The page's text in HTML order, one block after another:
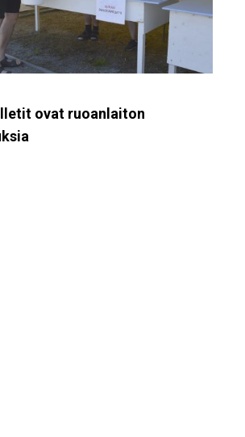
ovat ruoanlaiton